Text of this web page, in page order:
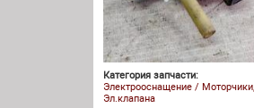
Категория запчасти:
Электрооснащение / Моторчики,
Эл.клапана